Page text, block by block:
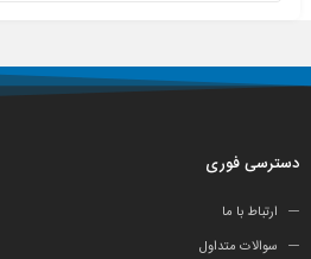
دسترسی فوری
ارتباط با ما
سوالات متداول